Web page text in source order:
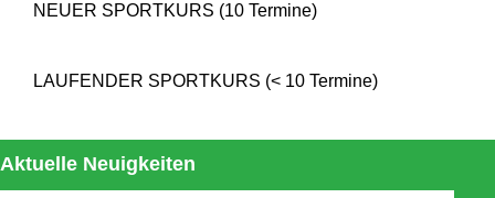
NEUER SPORTKURS (10 Termine)
LAUFENDER SPORTKURS (< 10 Termine)
Aktuelle Neuigkeiten